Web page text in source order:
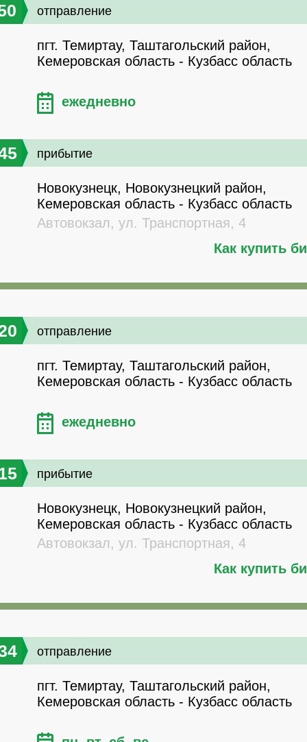
отправление
пгт. Темиртау, Таштагольский район,
Кемеровская область - Кузбасс область
ежедневно
прибытие
Новокузнецк, Новокузнецкий район,
Кемеровская область - Кузбасс область
Автовокзал, ул. Транспортная, 4
Как купить
отправление
пгт. Темиртау, Таштагольский район,
Кемеровская область - Кузбасс область
ежедневно
прибытие
Новокузнецк, Новокузнецкий район,
Кемеровская область - Кузбасс область
Автовокзал, ул. Транспортная, 4
Как купить
отправление
пгт. Темиртау, Таштагольский район,
Кемеровская область - Кузбасс область